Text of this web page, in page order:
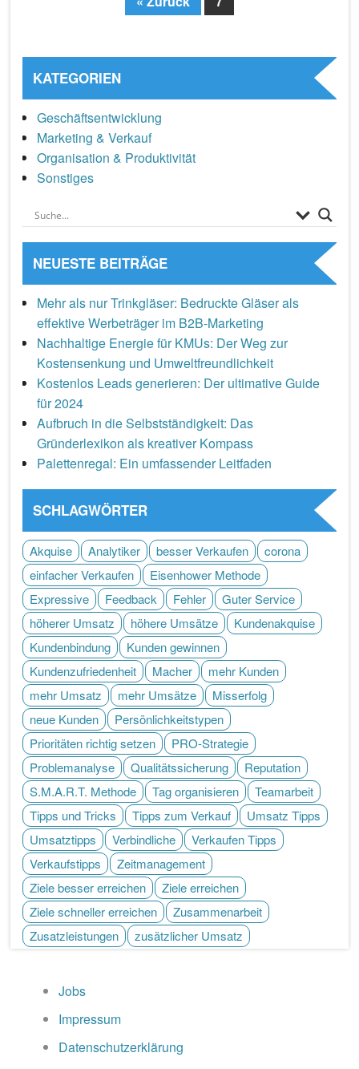
KATEGORIEN
Geschäftsentwicklung
Marketing & Verkauf
Organisation & Produktivität
Sonstiges
NEUESTE BEITRÄGE
Mehr als nur Trinkgläser: Bedruckte Gläser als
effektive Werbeträger im B2B-Marketing
Nachhaltige Energie für KMUs: Der Weg zur
Kostensenkung und Umweltfreundlichkeit
Kostenlos Leads generieren: Der ultimative Guide
für 2024
Aufbruch in die Selbstständigkeit: Das
Gründerlexikon als kreativer Kompass
Palettenregal: Ein umfassender Leitfaden
SCHLAGWÖRTER
Akquise Analytiker besser Verkaufen
corona
einfacher Verkaufen
Eisenhower Methode
Expressive
Feedback Fehler
Guter Service
höherer Umsatz
höhere Umsätze
Kundenakquise
Kundenbindung
Kunden gewinnen
Kundenzufriedenheit
Macher
mehr Kunden
mehr Umsatz
mehr Umsätze
Misserfolg
neue Kunden
Persönlichkeitstypen
Prioritäten richtig setzen
PRO-Strategie
Problemanalyse
Qualitätssicherung
Reputation
S.M.A.R.T. Methode
Tag organisieren
Teamarbeit
Tipps und Tricks
Tipps zum Verkauf
Umsatz Tipps
Umsatztipps
Verbindliche
Verkaufen Tipps
Verkaufstipps
Zeitmanagement
Ziele besser erreichen
Ziele erreichen
Ziele schneller erreichen
Zusammenarbeit
Zusatzleistungen
zusätzlicher Umsatz
Jobs
Impressum
Datenschutzerklärung